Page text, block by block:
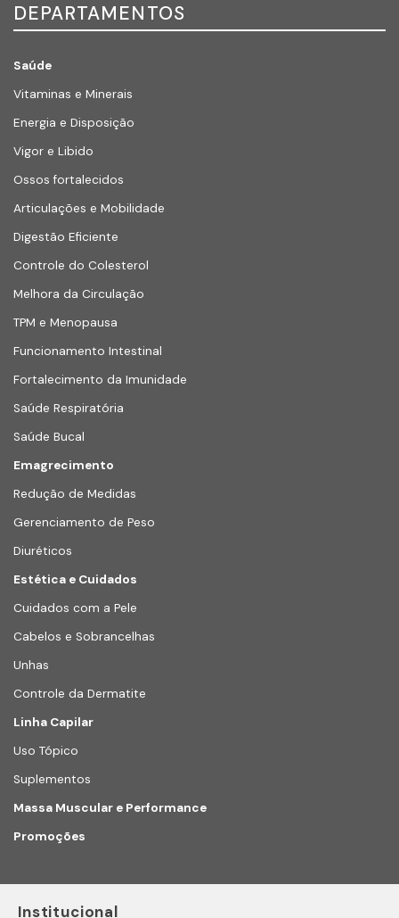
DEPARTAMENTOS
Saúde
Vitaminas e Minerais
Energia e Disposição
Vigor e Libido
Ossos fortalecidos
Articulações e Mobilidade
Digestão Eficiente
Controle do Colesterol
Melhora da Circulação
TPM e Menopausa
Funcionamento Intestinal
Fortalecimento da Imunidade
Saúde Respiratória
Saúde Bucal
Emagrecimento
Redução de Medidas
Gerenciamento de Peso
Diuréticos
Estética e Cuidados
Cuidados com a Pele
Cabelos e Sobrancelhas
Unhas
Controle da Dermatite
Linha Capilar
Uso Tópico
Suplementos
Massa Muscular e Performance
Promoções
Institucional